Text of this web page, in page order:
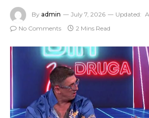
By admin July 7, 2026 Updated:
No Comments
2 Mins Read